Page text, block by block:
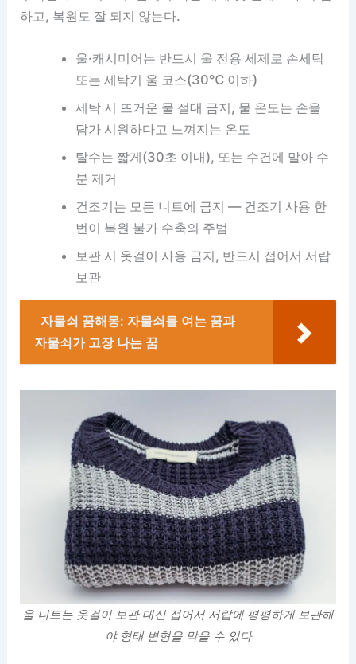
하고, 복원도 잘 되지 않는다.
울·캐시미어는 반드시 울 전용 세제로 손세탁
또는 세탁기 울 코스(30℃ 이하)
세탁 시 뜨거운 물 절대 금지, 물 온도는 손을
담가 시원하다고 느껴지는 온도
탈수는 짧게(30초 이내), 또는 수건에 말아 수
분 제거
건조기는 모든 니트에 금지 — 건조기 사용 한
번이 복원 불가 수축의 주범
보관 시 옷걸이 사용 금지, 반드시 접어서 서랍
보관
자물쇠 꿈해몽: 자물쇠를 여는 꿈과
자물쇠가 고장 나는 꿈
울 니트는 옷걸이 보관 대신 접어서 서랍에 평평하게 보관해
야 형태 변형을 막을 수 있다